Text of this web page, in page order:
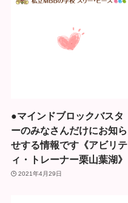
●マインドブロックバスタ
ーのみなさんだけにお知ら
せする情報です《アビリテ
ィ・トレーナー栗山葉湖》
2021年4月29日